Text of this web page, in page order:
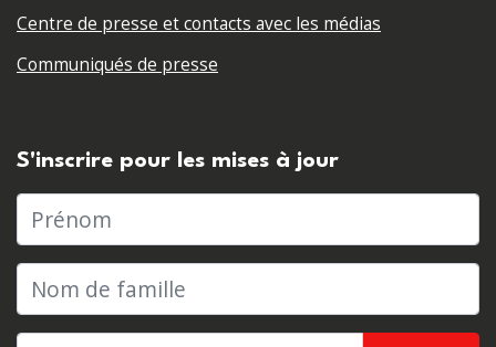
Centre de presse et contacts avec les médias
Communiqués de presse
S'inscrire pour les mises à jour
Prénom
Nom de famille